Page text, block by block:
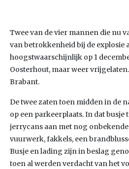
Twee van de vier mannen die nu
van betrokkenheid bij de explosie
hoogstwaarschijnlijk op 1
Oosterhout, maar weer
Brabant.
De twee zaten toen midden in de
op een parkeerplaats. In dat
jerrycans aan met nog
vuurwerk, fakkels, een
Busje en lading zijn in beslag
toen al werden verdacht van het